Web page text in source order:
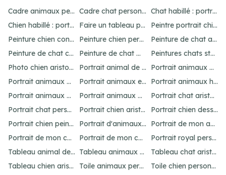
Cadre animaux personnalisé : créez un portrait unique Cadre chat personnalisé : créez un portrait unique
Chat habillé : portraits amusants et uniques
Chien habillé : portraits amusants et uniques
Faire un tableau personnalisé de son chien : idées et options
Peintre portrait chien : personnalisez votre animal
Peinture chien contemporain : personnalisez votre art
Peinture chien personnalisé : créez un chef-d'œuvre unique
Peinture de chat abstrait : idées pour un portrait unique
Peinture de chat connue : inspirations célèbres
Peinture de chat moderne : idées et inspirations uniques
Peintures chats stylisés : idées originales
Photo chien aristocrate : un portrait original
Portrait animal de compagnie : votre guide personnalisé
Portrait animaux aquarelle personnalisé
Portrait animaux dessin : personnalisez votre œuvre
Portrait animaux en costume : offrez un cadeau unique
Portrait animaux humanisés : idées et inspirations uniques
Portrait animaux peinture : créez un chef-d'œuvre unique
Portrait animaux personnalisé : l'art unique
Portrait chat aristocrate : un cadeau personnalisé
Portrait chat personnalisé : idées et options uniques
Portrait chien aristocrate : un cadeau personnalisé
Portrait chien dessin : personnalisez votre œuvre
Portrait chien peinture : personnalisez votre chef-d'œuvre
Portrait d'animaux d'après photo : idées uniques et originales
Portrait de mon animal : personnalisation unique
Portrait de mon chat : idées et options originales
Portrait de mon chien : idées et options originales
Portrait royal personnalisé : offrez un tableau unique
Tableau animal de compagnie : idées créatives et amusantes
Tableau animaux habillés : personnalisez votre portrait
Tableau chat aristocrate : un cadeau raffiné
Tableau chien aristocrate : offrez un cadeau unique
Toile animaux personnalisé : créez un chef-d'œuvre unique Toile chien personnalisé : créez votre chef-d'œuvre unique